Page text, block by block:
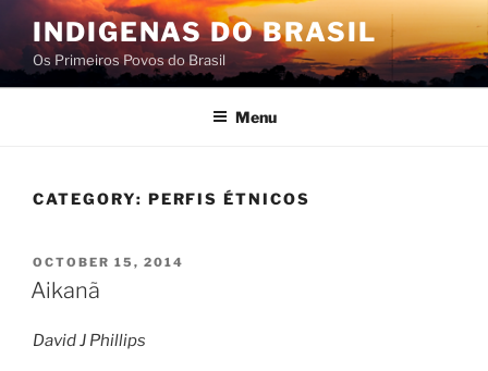
content
INDIGENAS DO BRASIL
Os Primeiros Povos do Brasil
Menu
CATEGORY: PERFIS ÉTNICOS
POSTED
ON
OCTOBER 15, 2014
Aikanã
David J Phillips